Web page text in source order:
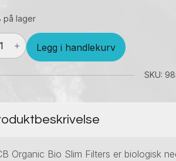
på lager
Legg i handlekurv
SKU:
Organic Bio Slim Filters er biologisk